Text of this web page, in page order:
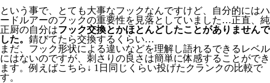
という事で、とても大事なフックなんですけど、自分的にはハ
ードルアーのフックの重要性を見落としていました…正直、純
正厨の自分はフック交換とかほとんどしたことがありませんで
した。 錆びてたら交換するくらい…
まだ、フック形状による違いなどを理解し語れるできるレベル
にはないのですが、刺さりの良さは簡単に体感することができ
ます。例えばこちら↓ 1日同じくらい投げたクランクの比較で
す。